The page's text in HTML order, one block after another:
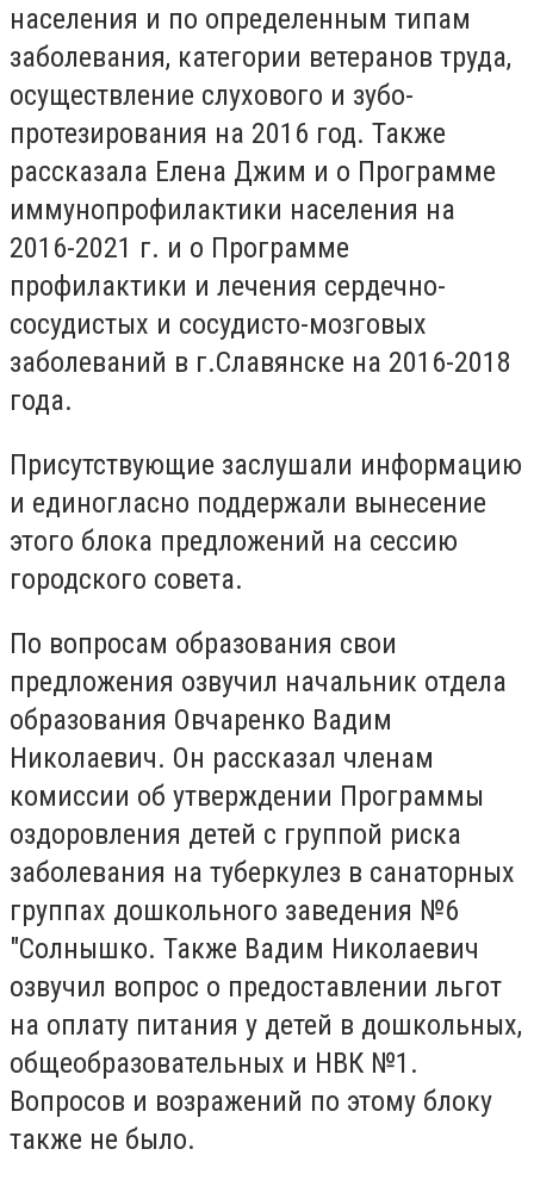
населения и по определенным типам
заболевания, категории ветеранов труда,
осуществление слухового и зубо-
протезирования на 2016 год. Также
рассказала Елена Джим и о Программе
иммунопрофилактики населения на
2016-2021 г. и о Программе
профилактики и лечения сердечно-
сосудистых и сосудисто-мозговых
заболеваний в г.Славянске на 2016-2018
года.
Присутствующие заслушали информацию
и единогласно поддержали вынесение
этого блока предложений на сессию
городского совета.
По вопросам образования свои
предложения озвучил начальник отдела
образования Овчаренко Вадим
Николаевич. Он рассказал членам
комиссии об утверждении Программы
оздоровления детей с группой риска
заболевания на туберкулез в санаторных
группах дошкольного заведения №6
"Солнышко. Также Вадим Николаевич
озвучил вопрос о предоставлении льгот
на оплату питания у детей в дошкольных,
общеобразовательных и НВК №1.
Вопросов и возражений по этому блоку
также не было.